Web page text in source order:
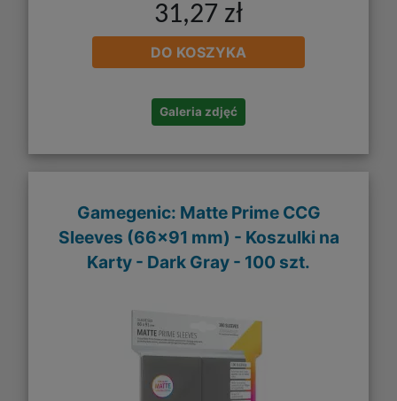
31,27 zł
DO KOSZYKA
Galeria zdjęć
Gamegenic: Matte Prime CCG
Sleeves (66x91 mm) - Koszulki na
Karty - Dark Gray - 100 szt.